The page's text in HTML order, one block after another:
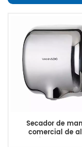
Secador de
comercial de
velocidad para